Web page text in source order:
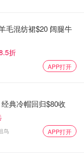
是在一个加密聊天
人纷纷下场谴责，
被送上军事法庭”，
毛混纺裙$20 阔腿牛
折
APP打开
典冷帽回归$80收
鸟 APP打开